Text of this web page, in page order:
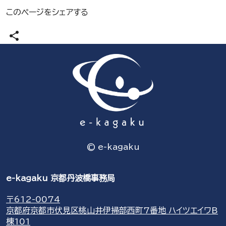
このページをシェアする
share
© e-kagaku
e-kagaku 京都丹波橋事務局
〒612-0074
京都府京都市伏見区桃山井伊掃部西町7番地 ハイツエイワB
棟101